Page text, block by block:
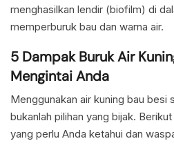
menghasilkan lendir (biofilm) di
memperburuk bau dan warna air.
5 Dampak Buruk Air
Mengintai Anda
Menggunakan air kuning bau besi
bukanlah pilihan yang bijak.
yang perlu Anda ketahui dan